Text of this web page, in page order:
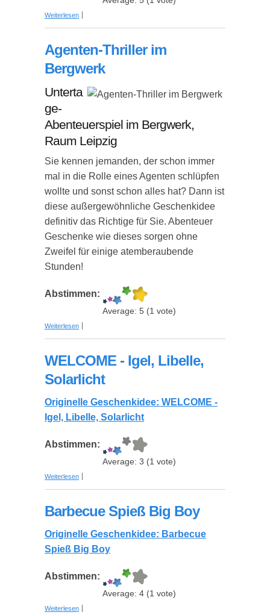
Weiterlesen über Pebble Smartstick + mobiles Ladegerät
Agenten-Thriller im
Bergwerk
Unterta
ge-
Abenteuerspiel im Bergwerk,
Raum Leipzig
Sie kennen jemanden, der schon immer
mal in die Rolle eines Agenten schlüpfen
wollte und sonst schon alles hat? Dann ist
diese außergewöhnliche Geschenkidee
definitiv das Richtige für Sie. Abenteuer
Geschenke wie dieses sorgen ohne
Zweifel für einige atemberaubende
Stunden!
Abstimmen:
Average: 5 (1 vote)
Weiterlesen über Agenten-Thriller im Bergwerk
WELCOME - Igel, Libelle,
Solarlicht
Originelle Geschenkidee: WELCOME -
Igel, Libelle, Solarlicht
Abstimmen:
Average: 3 (1 vote)
Weiterlesen über WELCOME - Igel, Libelle, Solarlicht
Barbecue Spieß Big Boy
Originelle Geschenkidee: Barbecue
Spieß Big Boy
Abstimmen:
Average: 4 (1 vote)
Weiterlesen über Barbecue Spieß Big Boy